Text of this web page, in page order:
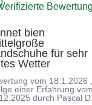
bien
für sehr
Wetter
vom 18.1.2026
einer Erfahrung
durch Pascal